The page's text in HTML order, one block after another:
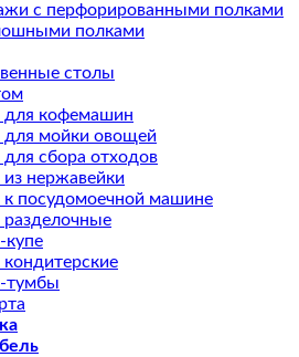
с перфорированными полками
полками
столы
кофемашин
мойки овощей
сбора отходов
нержавейки
посудомоечной машине
тумбы